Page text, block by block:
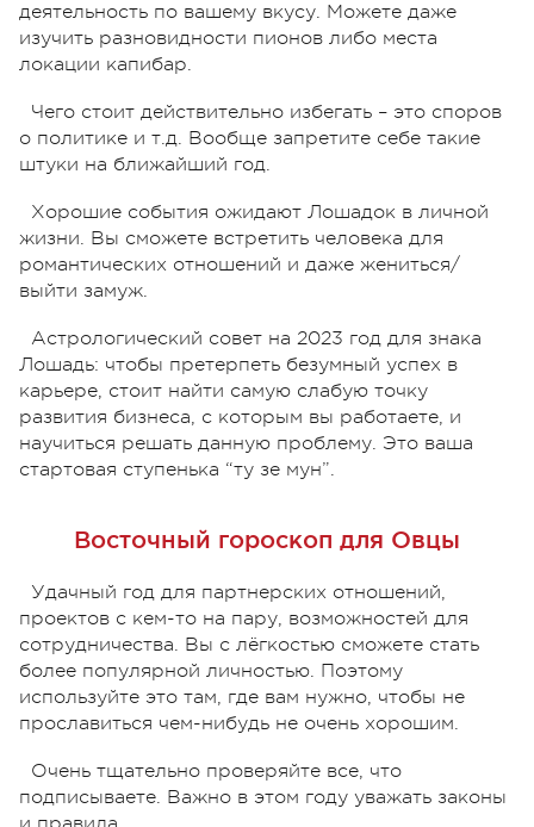
деятельность по вашему вкусу. Можете даже
изучить разновидности пионов либо места
локации капибар.
Чего стоит действительно избегать – это споров
о политике и т.д. Вообще запретите себе такие
штуки на ближайший год.
Хорошие события ожидают Лошадок в личной
жизни. Вы сможете встретить человека для
романтических отношений и даже жениться/
выйти замуж.
Астрологический совет на 2023 год для знака
Лошадь: чтобы претерпеть безумный успех в
карьере, стоит найти самую слабую точку
развития бизнеса, с которым вы работаете, и
научиться решать данную проблему. Это ваша
стартовая ступенька “ту зе мун”.
Восточный гороскоп для Овцы
Удачный год для партнерских отношений,
проектов с кем-то на пару, возможностей для
сотрудничества. Вы с лёгкостью сможете стать
более популярной личностью. Поэтому
используйте это там, где вам нужно, чтобы не
прославиться чем-нибудь не очень хорошим.
Очень тщательно проверяйте все, что
подписываете. Важно в этом году уважать законы